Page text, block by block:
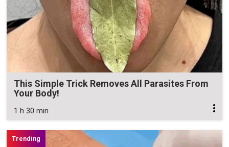
This Simple Trick Removes All Parasites From
Your Body!
1 h 30 min